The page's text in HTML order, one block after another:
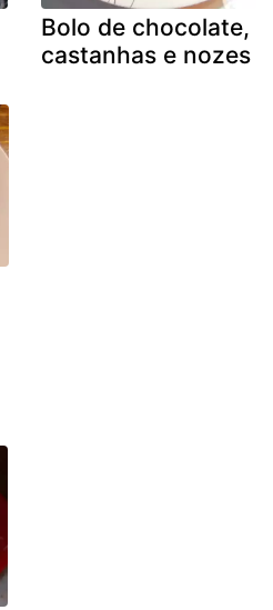
Bolo de chocolate,
castanhas e nozes